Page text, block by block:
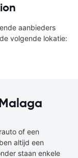
aanbieders
volgende lokatie:
of een
altijd een
staan enkele